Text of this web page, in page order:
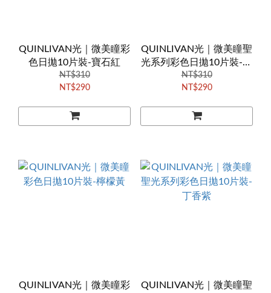
QUINLIVAN光｜微美瞳彩
色日拋10片裝-寶石紅
NT$310
NT$290
QUINLIVAN光｜微美瞳聖
光系列彩色日拋10片裝-玫
瑰棕
NT$310
NT$290
QUINLIVAN光｜微美瞳彩
QUINLIVAN光｜微美瞳聖